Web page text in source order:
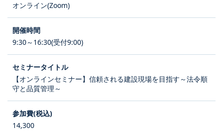
オンライン(Zoom)
9:30～16:30(受付9:00)
【オンラインセミナー】信頼される建設現場を目指す～法令順
守と品質管理～
14,300